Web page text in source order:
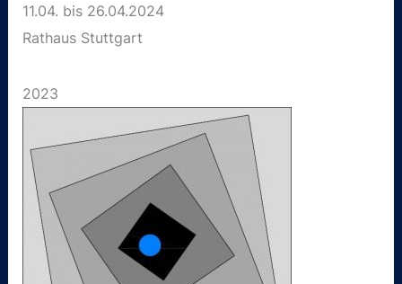
11.04. bis 26.04.2024
Rathaus Stuttgart
2023